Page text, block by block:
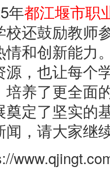
年都江堰市职
校还鼓励教师
和创新能力
源，也让每个
培养了更全面
奠定了坚实的
闻，请大家继